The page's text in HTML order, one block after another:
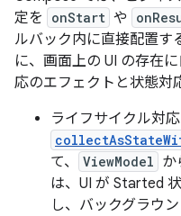
定を
onStart や
ルバック内に直接配置す
に、画面上の UI の存在に
応のエフェクトと状態対
ライフサイクル対
て、
ViewModel か
は、UI が Started
し、バックグラウ